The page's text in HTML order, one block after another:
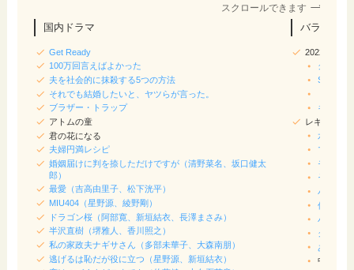
スクロールできます
国内ドラマ
Get Ready
100万回言えばよかった
夫を社会的に抹殺する5つの方法
それでも結婚したいと、ヤツらが言った。
ブラザー・トラップ
アトムの童
君の花になる
夫婦円満レシピ
婚姻届けに判を捺しただけですが（清野菜名、坂口健太
郎）
最愛（吉高由里子、松下洸平）
MIU404（星野源、綾野剛）
ドラゴン桜（阿部寛、新垣結衣、長澤まさみ）
半沢直樹（堺雅人、香川照之）
私の家政夫ナギサさん（多部未華子、大森南朋）
逃げるは恥だが役に立つ（星野源、新垣結衣）
バラエティ
2022/2023
クイズ
キング
レギュラー
水曜日
マツコ
モニタリ
それ
パパジ
佐藤健
バナナ
クレイ
あちこ
中居正